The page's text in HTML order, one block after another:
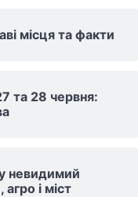
місця та факти
та 28 червня:
невидимий
і міст